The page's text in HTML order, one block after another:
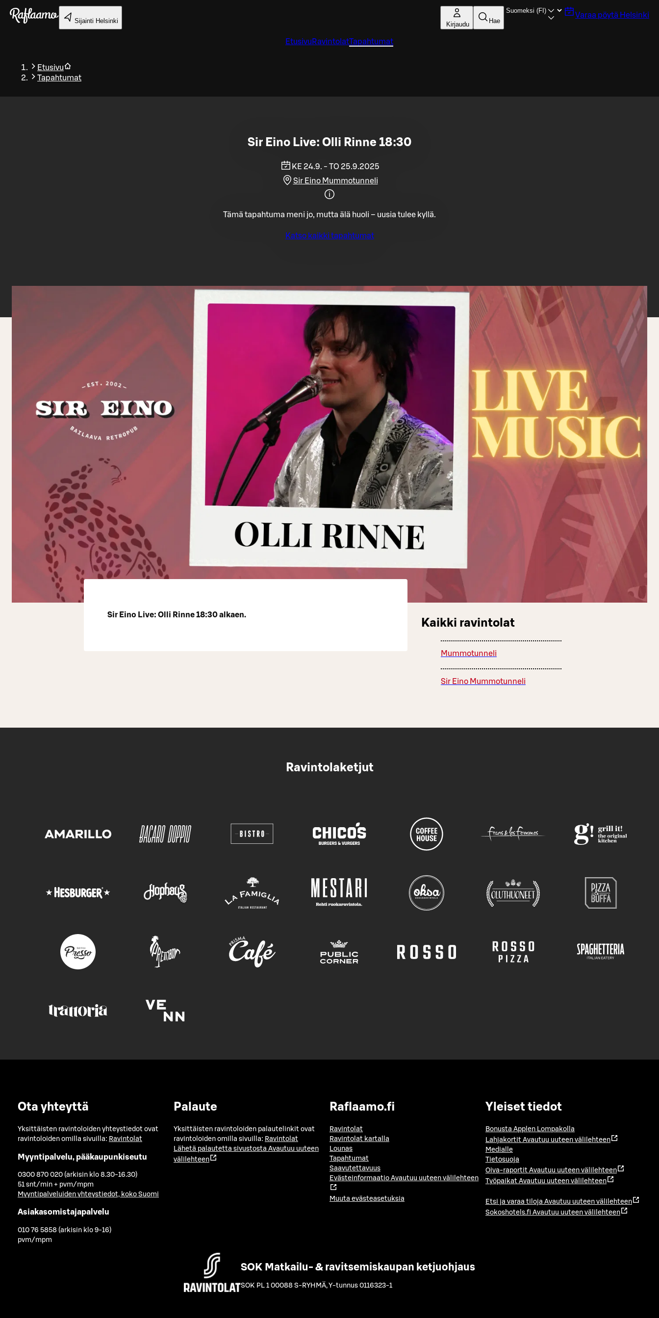
Siirry pääsisältöön
Sijainti Helsinki Kirjaudu Hae
Varaa pöytä Helsinki
Etusivu RavintolatTapahtumat
Etusivu
Tapahtumat
Takaisin
Sir Eino Live: Olli Rinne 18:30
KE 24.9. - TO 25.9.2025
Sir Eino Mummotunneli
Tämä tapahtuma meni jo, mutta älä huoli – uusia tulee kyllä.
Katso kaikki tapahtumat
Sir Eino Live: Olli Rinne 18:30 alkaen.
Kaikki ravintolat
Mummotunneli
Sir Eino Mummotunneli
Ravintolaketjut
Ota yhteyttä
Yksittäisten ravintoloiden yhteystiedot ovat
ravintoloiden omilla sivuilla: Ravintolat
Myyntipalvelu, pääkaupunkiseutu
0300 870 020 (arkisin klo 8.30-16.30)
51 snt/min + pvm/mpm
Myyntipalveluiden yhteystiedot, koko Suomi
Asiakasomistajapalvelu
010 76 5858 (arkisin klo 9-16)
pvm/mpm
Palaute
Yksittäisten ravintoloiden palautelinkit ovat
ravintoloiden omilla sivuilla: Ravintolat
Lähetä palautetta sivustosta Avautuu uuteen
välilehteen
Raflaamo.fi
Ravintolat
Ravintolat kartalla
Lounas
Tapahtumat
Saavutettavuus
Evästeinformaatio Avautuu uuteen välilehteen
Muuta evästeasetuksia
Yleiset tiedot
Bonusta Applen Lompakolla
Lahjakortit Avautuu uuteen välilehteen
Medialle
Tietosuoja
Oiva-raportit Avautuu uuteen välilehteen
Työpaikat Avautuu uuteen välilehteen
Etsi ja varaa tiloja Avautuu uuteen välilehteen
Sokoshotels.fi Avautuu uuteen välilehteen
SOK Matkailu- & ravitsemiskaupan ketjuohjaus
SOK PL 1 00088 S-RYHMÄ,Y-tunnus 0116323-1